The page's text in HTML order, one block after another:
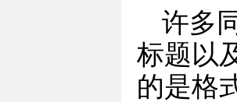
许多
标题以
的是格